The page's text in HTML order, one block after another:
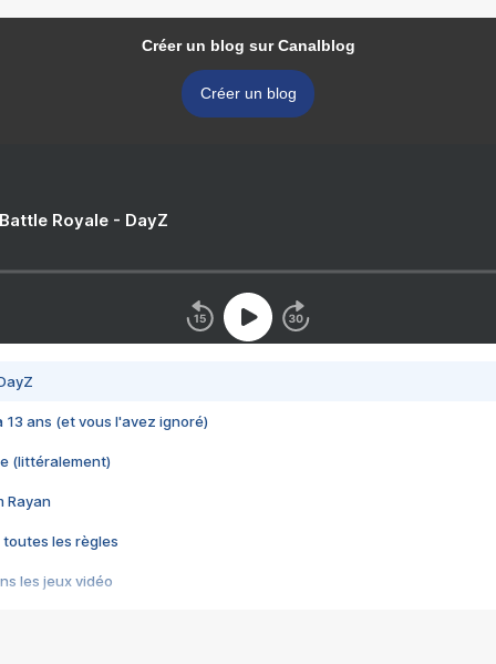
Créer un blog sur Canalblog
Créer un blog
Royale - DayZ
13 ans (et vous l'avez ignoré)
(littéralement)
Rayan
toutes les règles
les jeux vidéo